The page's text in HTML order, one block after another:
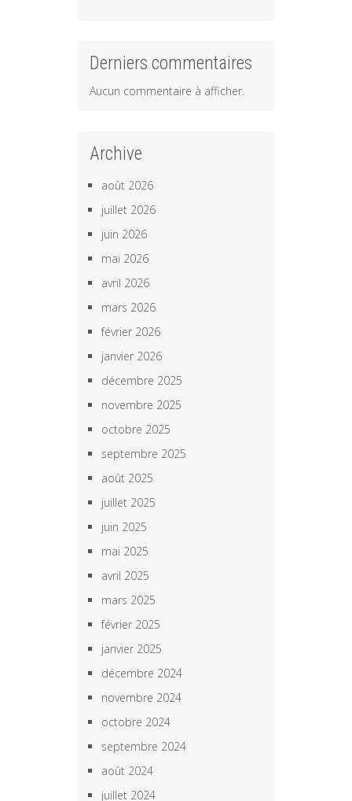
Derniers commentaires
Aucun commentaire à afficher.
Archive
août 2026
juillet 2026
juin 2026
mai 2026
avril 2026
mars 2026
février 2026
janvier 2026
décembre 2025
novembre 2025
octobre 2025
septembre 2025
août 2025
juillet 2025
juin 2025
mai 2025
avril 2025
mars 2025
février 2025
janvier 2025
décembre 2024
novembre 2024
octobre 2024
septembre 2024
août 2024
juillet 2024